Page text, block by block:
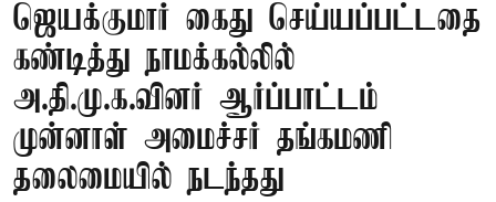
ஜெயக்குமார் கைது செய்யப்பட்டதை
கண்டித்து நாமக்கல்லில்
அ.தி.மு.க.வினர் ஆர்ப்பாட்டம்
முன்னாள் அமைச்சர் தங்கமணி
தலைமையில் நடந்தது